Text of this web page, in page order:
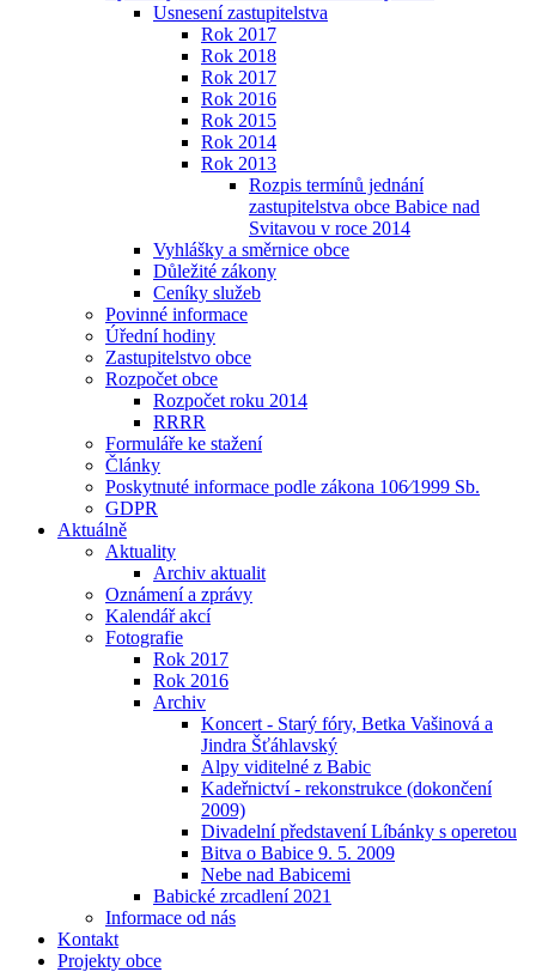
Usnesení zastupitelstva
Rok 2017
Rok 2018
Rok 2017
Rok 2016
Rok 2015
Rok 2014
Rok 2013
Rozpis termínů jednání
zastupitelstva obce Babice nad
Svitavou v roce 2014
Vyhlášky a směrnice obce
Důležité zákony
Ceníky služeb
Povinné informace
Úřední hodiny
Zastupitelstvo obce
Rozpočet obce
Rozpočet roku 2014
RRRR
Formuláře ke stažení
Články
Poskytnuté informace podle zákona 106⁄1999 Sb.
GDPR
Aktuálně
Aktuality
Archiv aktualit
Oznámení a zprávy
Kalendář akcí
Fotografie
Rok 2017
Rok 2016
Archiv
Koncert - Starý fóry, Betka Vašinová a
Jindra Šťáhlavský
Alpy viditelné z Babic
Kadeřnictví - rekonstrukce (dokončení
2009)
Divadelní představení Líbánky s operetou
Bitva o Babice 9. 5. 2009
Nebe nad Babicemi
Babické zrcadlení 2021
Informace od nás
Kontakt
Projekty obce